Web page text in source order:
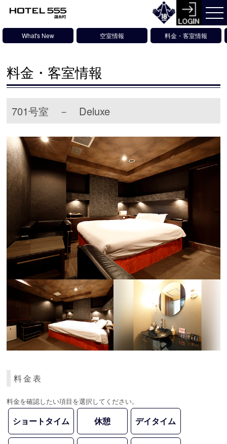
What's New 空室情報 料金・客室情報
料金・客室情報
701号室 － Deluxe
料金表
料金を確認したい項目を選択してください。
ショートタイム 休憩 デイタイム